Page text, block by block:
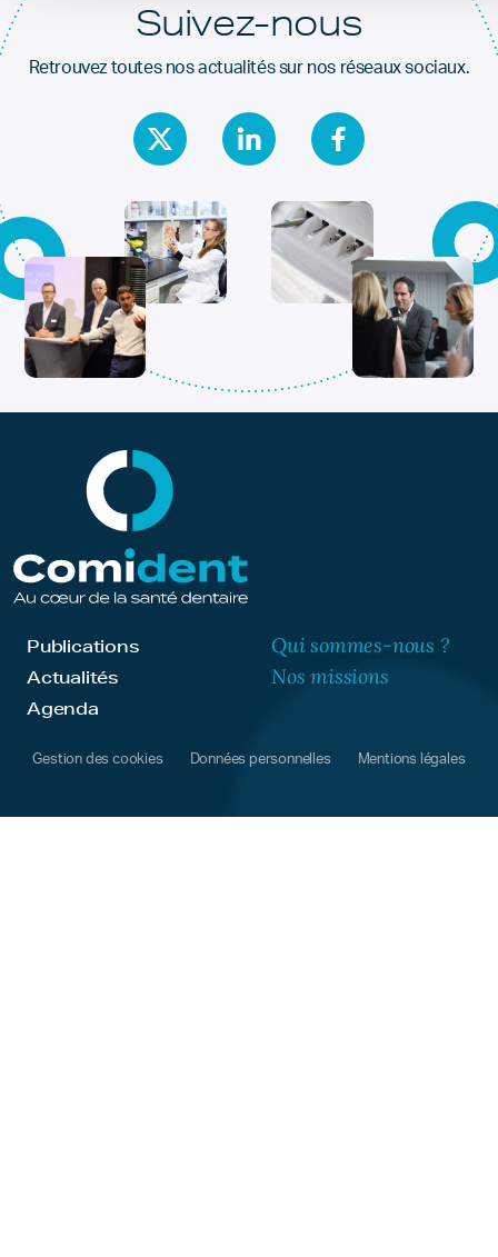
Suivez-nous
Retrouvez toutes nos actualités sur nos réseaux sociaux.
Publications
Actualités
Agenda
Qui sommes-nous ?
Nos missions
Gestion des cookies Données personnelles Mentions légales